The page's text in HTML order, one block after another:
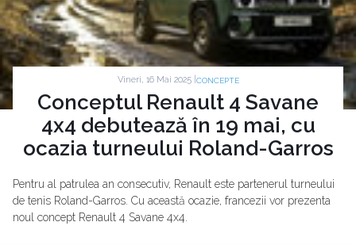
Vineri, 16 Mai 2025 | CONCEPTE
Conceptul Renault 4 Savane
4x4 debutează în 19 mai, cu
ocazia turneului Roland-Garros
Pentru al patrulea an consecutiv, Renault este partenerul turneului
de tenis Roland-Garros. Cu această ocazie, francezii vor prezenta
noul concept Renault 4 Savane 4x4.